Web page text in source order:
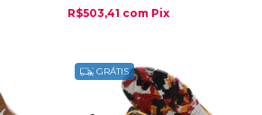
R$503,41 com Pix
GRÁTIS